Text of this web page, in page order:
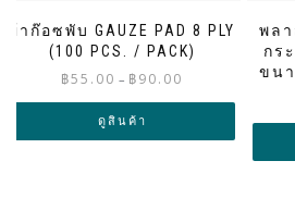
ผ้าก๊อซพับ GAUZE PAD 8 PLY
(100 PCS. / PACK)
฿55.00 – ฿90.00
range:
through
ดูสินค้า
พล
กร
ขนา